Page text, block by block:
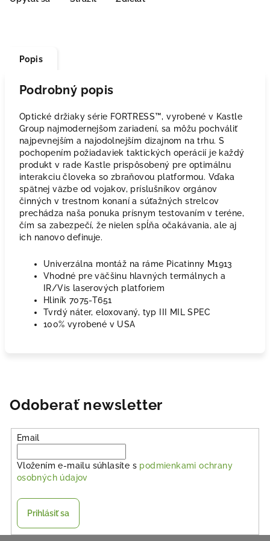
Popis
Podrobný popis
Optické držiaky série FORTRESS™, vyrobené v Kastle
Group najmodernejšom zariadení, sa môžu pochváliť
najpevnejším a najodolnejším dizajnom na trhu. S
pochopením požiadaviek taktických operácií je každý
produkt v rade Kastle prispôsobený pre optimálnu
interakciu človeka so zbraňovou platformou. Vďaka
spätnej väzbe od vojakov, príslušníkov orgánov
činných v trestnom konaní a súťažných strelcov
prechádza naša ponuka prísnym testovaním v teréne,
čím sa zabezpečí, že nielen spĺňa očakávania, ale aj
ich nanovo definuje.
Univerzálna montáž na ráme Picatinny M1913
Vhodné pre väčšinu hlavných termálnych a
IR/Vis laserových platforiem
Hliník 7075-T651
Tvrdý náter, eloxovaný, typ III MIL SPEC
100% vyrobené v USA
Odoberať newsletter
Email
Vložením e-mailu súhlasíte s podmienkami ochrany
osobných údajov
Prihlásiť sa